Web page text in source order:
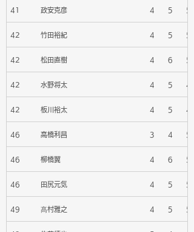
41 政安克彦 4 5 5
42 竹田裕紀 4 5 5
42 松田直樹 4 6 5
42 水野将太 4 5 4
42 板川裕太 4 5 4
46 高橋利昌 3 4 5
46 柳橋翼 4 6 5
46 田尻元気 4 5 5
49 髙村雅之 4 5 5